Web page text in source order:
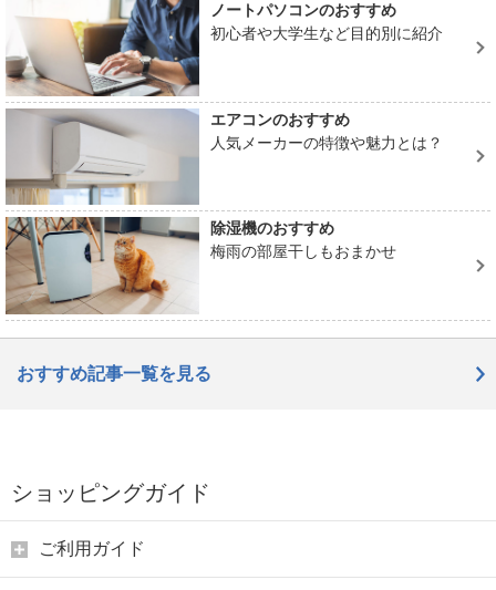
ノートパソコンのおすすめ
初心者や大学生など目的別に紹介
エアコンのおすすめ
人気メーカーの特徴や魅力とは？
除湿機のおすすめ
梅雨の部屋干しもおまかせ
おすすめ記事一覧を見る
ショッピングガイド
ご利用ガイド